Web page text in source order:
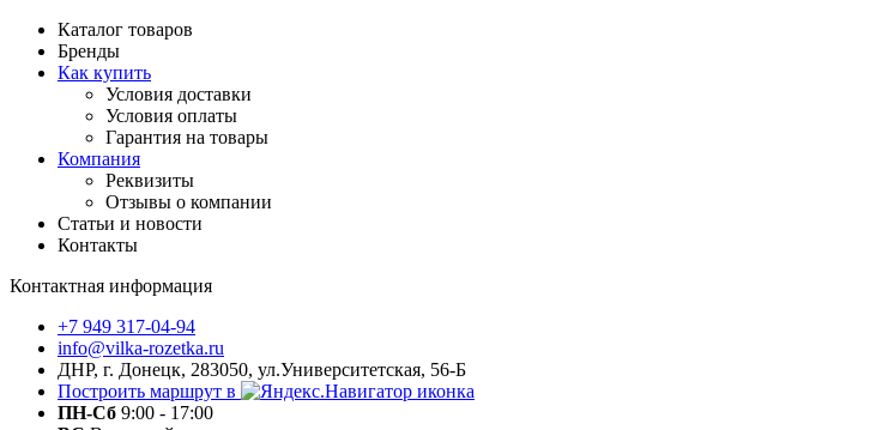
Каталог товаров
Бренды
Как купить
Условия доставки
Условия оплаты
Гарантия на товары
Компания
Реквизиты
Отзывы о компании
Статьи и новости
Контакты
Контактная информация
+7 949 317-04-94
info@vilka-rozetka.ru
ДНР, г. Донецк, 283050, ул.Университетская, 56-Б
Построить маршрут в
ПН-Сб 9:00 - 17:00